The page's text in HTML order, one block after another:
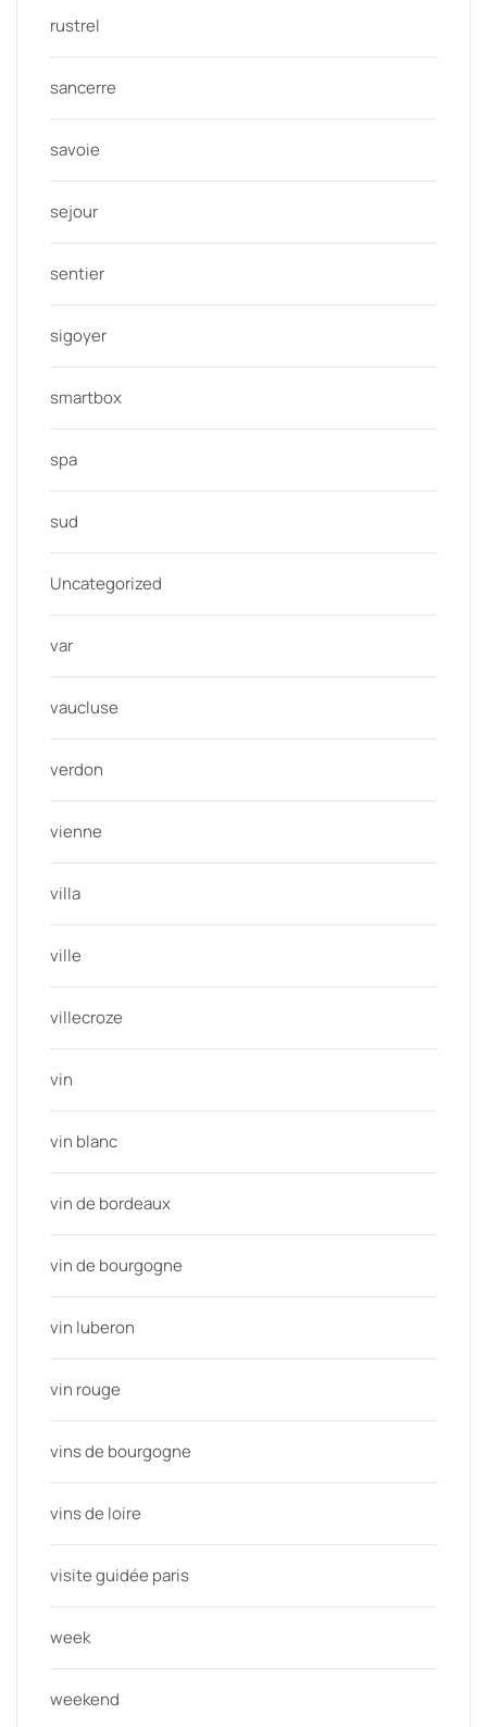
rustrel
sancerre
savoie
sejour
sentier
sigoyer
smartbox
spa
sud
Uncategorized
var
vaucluse
verdon
vienne
villa
ville
villecroze
vin
vin blanc
vin de bordeaux
vin de bourgogne
vin luberon
vin rouge
vins de bourgogne
vins de loire
visite guidée paris
week
weekend